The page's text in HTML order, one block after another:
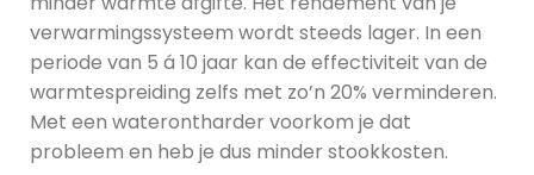
verwarmingssysteem wordt steeds lager. In een
periode van 5 á 10 jaar kan de effectiviteit van de
warmtespreiding zelfs met zo’n 20% verminderen.
Met een waterontharder voorkom je dat
probleem en heb je dus minder stookkosten.